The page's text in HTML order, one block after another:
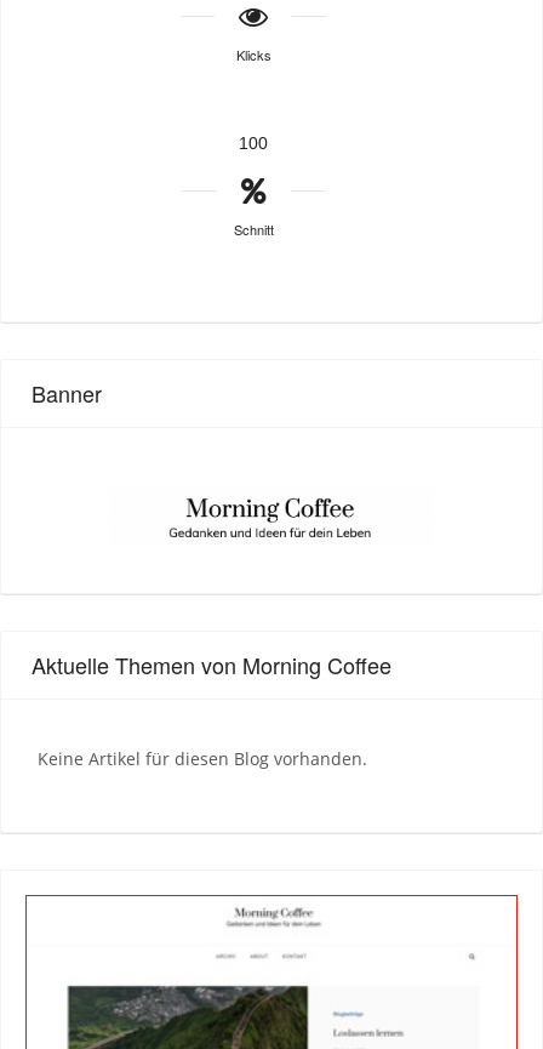
Klicks
100
Schnitt
Banner
Aktuelle Themen von Morning Coffee
Keine Artikel für diesen Blog vorhanden.